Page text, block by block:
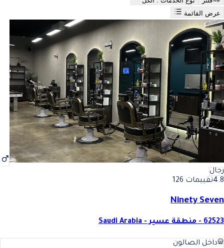
عرض القائمة
بحث
أفضل حمام زيت للشعر للرجال في صامطة
أفضل حمام زيت للشعر
رجال
4.8تقييمات 126
Ninety Seven
62523 - منطقة عسير - Saudi Arabia
داخل الصالون